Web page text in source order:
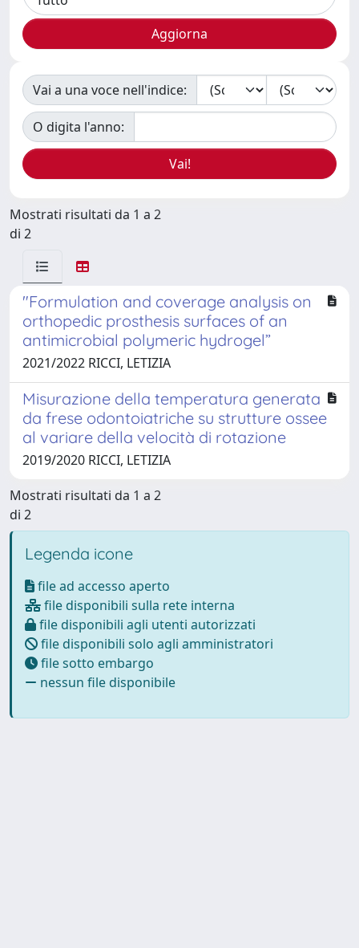
Vai a una voce nell'indice:
O digita l'anno:
Mostrati risultati da 1 a 2
di 2
"Formulation and coverage analysis on
orthopedic prosthesis surfaces of an
antimicrobial polymeric hydrogel”
2021/2022 RICCI, LETIZIA
Misurazione della temperatura generata
da frese odontoiatriche su strutture ossee
al variare della velocità di rotazione
2019/2020 RICCI, LETIZIA
Mostrati risultati da 1 a 2
di 2
Legenda icone
file ad accesso aperto
file disponibili sulla rete interna
file disponibili agli utenti autorizzati
file disponibili solo agli amministratori
file sotto embargo
nessun file disponibile